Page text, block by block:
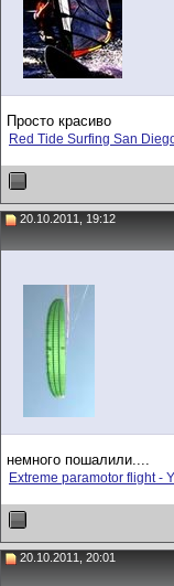
Просто красиво
Red Tide Surfing San
20.10.2011, 19:12
немного пошалили....
Extreme paramotor flight -
20.10.2011, 20:01